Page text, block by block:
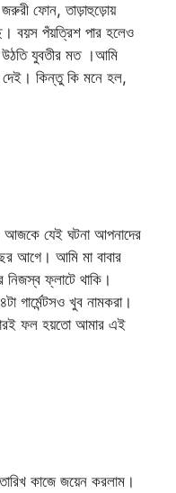
ফোন, তাড়াহুড়োয়
বয়স পঁয়ত্রিশ পার হলেও
উঠতি যুবতীর মত ।আমি
দেই। কিন্তু কি মনে হল,
যেই ঘটনা আপনাদের
আগে। আমি মা বাবার
ফ্লাটে থাকি।
গার্মেন্টসও খুব নামকরা।
ফল হয়তো আমার এই
কাজে জয়েন করলাম।